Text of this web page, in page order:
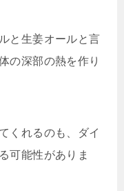
と生姜オールと言
の深部の熱を作り
くれるのも、ダイ
可能性がありま